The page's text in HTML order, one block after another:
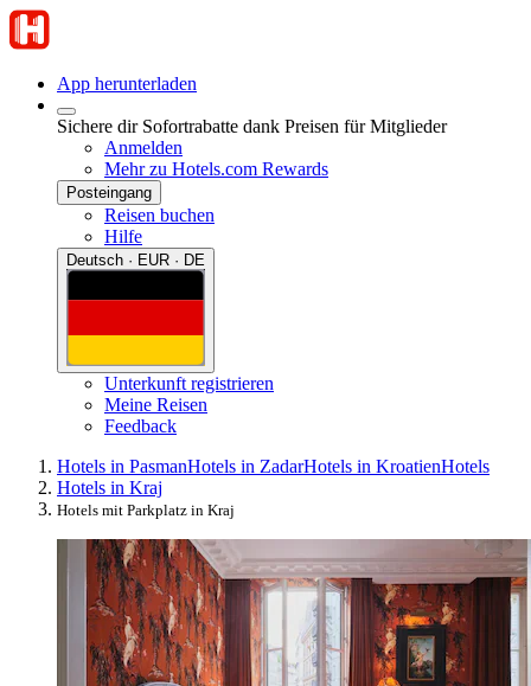
App herunterladen
Sichere dir Sofortrabatte dank Preisen für Mitglieder
Anmelden
Mehr zu Hotels.com Rewards
Posteingang
Reisen buchen
Hilfe
Deutsch · EUR · DE
Unterkunft registrieren
Meine Reisen
Feedback
Hotels in PasmanHotels in ZadarHotels in KroatienHotels
Hotels in Kraj
Hotels mit Parkplatz in Kraj